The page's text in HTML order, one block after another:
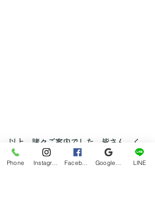
以上、諸々ご案内でした。皆さん、く
れぐれも水分補給はお忘れずに！！！
hana
Phone LINE